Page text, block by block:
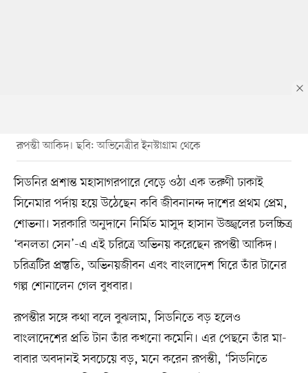
রূপন্তী আকিদ। ছবি: অভিনেত্রীর ইনস্টাগ্রাম থেকে
সিডনির প্রশান্ত মহাসাগরপারে বেড়ে ওঠা এক তরুণী ঢাকাই
সিনেমার পর্দায় হয়ে উঠেছেন কবি জীবনানন্দ দাশের প্রথম প্রেম,
শোভনা। সরকারি অনুদানে নির্মিত মাসুদ হাসান উজ্জ্বলের চলচ্চিত্র
‘বনলতা সেন’-এ এই চরিত্রে অভিনয় করেছেন রূপন্তী আকিদ।
চরিত্রটির প্রস্তুতি, অভিনয়জীবন এবং বাংলাদেশ ঘিরে তাঁর টানের
গল্প শোনালেন গেল বুধবার।
রূপন্তীর সঙ্গে কথা বলে বুঝলাম, সিডনিতে বড় হলেও
বাংলাদেশের প্রতি টান তাঁর কখনো কমেনি। এর পেছনে তাঁর মা-
বাবার অবদানই সবচেয়ে বড়, মনে করেন রূপন্তী, ‘সিডনিতে